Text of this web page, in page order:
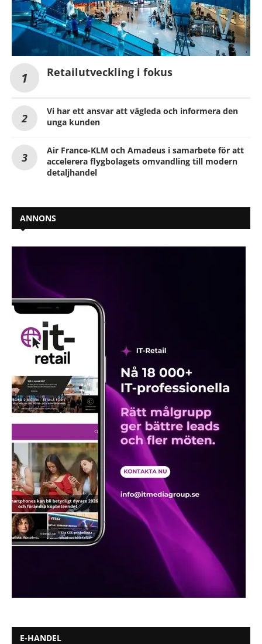
Retailutveckling i fokus
Vi har ett ansvar att vägleda och informera den
unga kunden
Air France-KLM och Amadeus i samarbete för att
accelerera flygbolagets omvandling till modern
detaljhandel
ANNONS
E-HANDEL